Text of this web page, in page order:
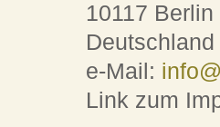
10117 Berlin
Deutschland
e-Mail:
Link zum